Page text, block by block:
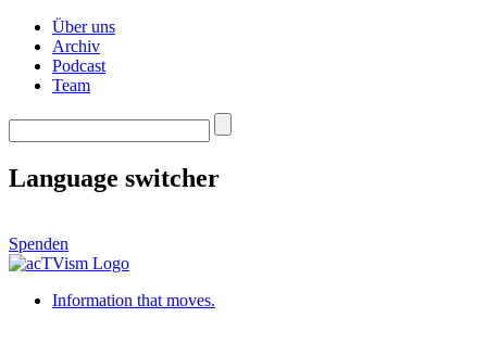
Über uns
Archiv
Podcast
Team
Language switcher
Spenden
Information that moves.